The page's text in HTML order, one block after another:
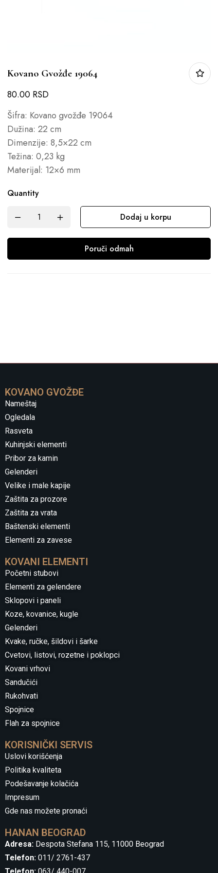
Kovano Gvožđe 19064
80.00 RSD
Šifra: Kovano gvožđe 19064
Dužina: 22 cm
Dimenzije: 8,5×22 cm
Težina: 0,23 kg
Materijal: 12×6 mm
Quantity
Dodaj u korpu
Poruči odmah
KOVANO GVOŽĐE
Nameštaj
Ogledala
Rasveta
Kuhinjski elementi
Pribor za kamin
Gelenderi
Velike i male kapije
Zaštita za prozore
Zaštita za vrata
Baštenski elementi
Elementi za zavese
KOVANI ELEMENTI
Početni stubovi
Elementi za gelendere
Sklopovi i paneli
Koze, kovanice, kugle
Gelenderi
Kvake, ručke, šildovi i šarke
Cvetovi, listovi, rozetne i poklopci
Kovani vrhovi
Sandučići
Rukohvati
Spojnice
Flah za spojnice
KORISNIČKI SERVIS
Uslovi korišćenja
Politika kvaliteta
Podešavanje kolačića
Impresum
Gde nas možete pronaći
HANAN BEOGRAD
Adresa: Despota Stefana 115, 11000 Beograd
Telefon: 011/ 2761-437